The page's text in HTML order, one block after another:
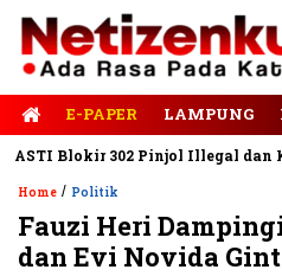
E-PAPER LAMPUNG
Blokir 302 Pinjol Illegal dan
Home / Politik
Fauzi Heri
dan Evi Novida